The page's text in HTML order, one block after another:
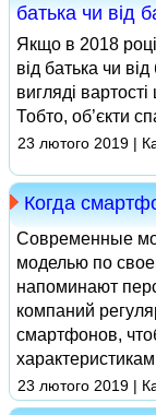
батька чи від
Якщо в 2018
від батька чи
вигляді
Тобто, об’єкти
23 лютого 2019 |
Когда
Современные
моделью по
напоминают
компаний
смартфонов,
характеристикам
23 лютого 2019 |